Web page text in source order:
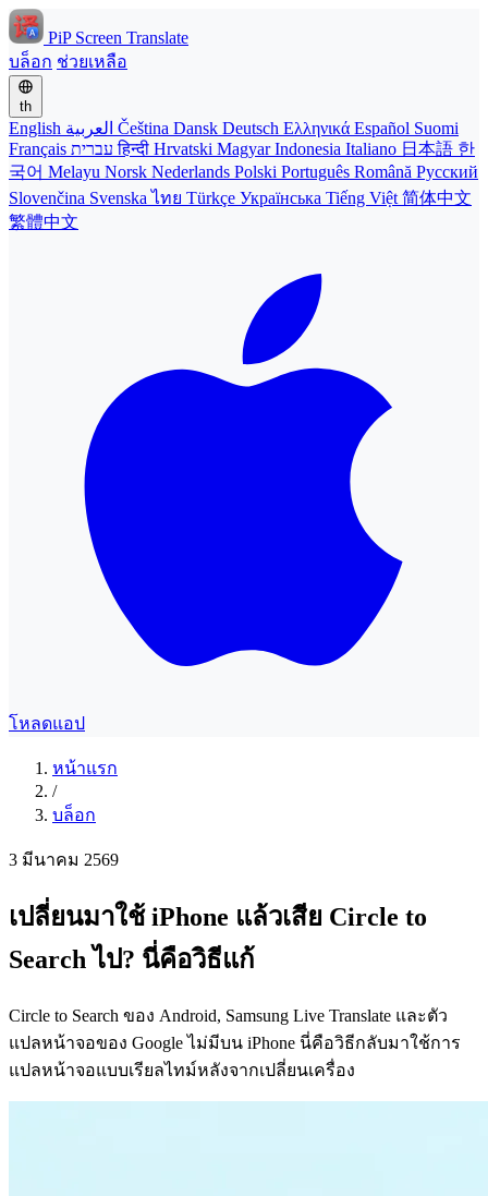
PiP Screen Translate
บล็อก ช่วยเหลือ
th
English Čeština Dansk Deutsch Ελληνικά Español Suomi
Français
עבריתहिन्दी Hrvatski MagyarIndonesia Italiano 日本語 한
국어 Melayu Norsk Nederlands Polski Português Română Русский
Slovenčina Svenskaไทย Türkçe Українська Tiếng Việt 简体中文
繁體中文
โหลดแอป
หน้าแรก
/
บล็อก
3 มีนาคม 2569
เปลี่ยนมาใช้ iPhone แล้วเสีย Circle to
Search ไป? นี่คือวิธีแก้
Circle to Search ของ Android, Samsung Live Translate และตัว
แปลหน้าจอของ Google ไม่มีบน iPhone นี่คือวิธีกลับมาใช้การ
แปลหน้าจอแบบเรียลไทม์หลังจากเปลี่ยนเครื่อง